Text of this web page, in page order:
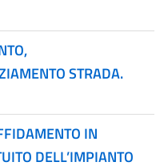
STRADA.
IN
DELL’IMPIANTO